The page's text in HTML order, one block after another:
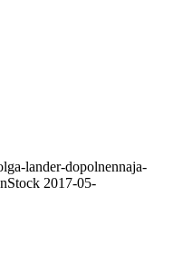
lander-dopolnennaja-
2017-05-